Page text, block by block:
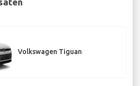
Volkswagen Tiguan